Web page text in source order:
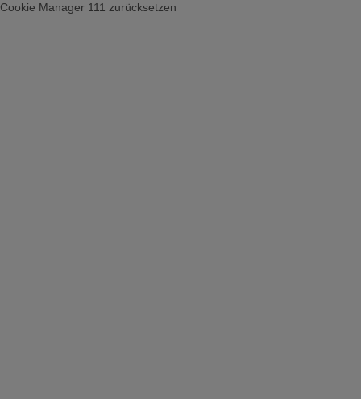
Cookie Manager 111 zurücksetzen